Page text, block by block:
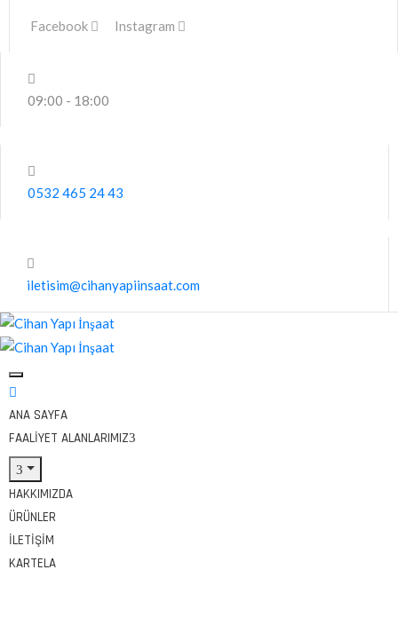
Facebook Instagram
09:00 - 18:00
0532 465 24 43
iletisim@cihanyapiinsaat.com
ANA SAYFA
FAALIYET ALANLARIMIZ
HAKKIMIZDA
ÜRÜNLER
İLETIŞIM
KARTELA